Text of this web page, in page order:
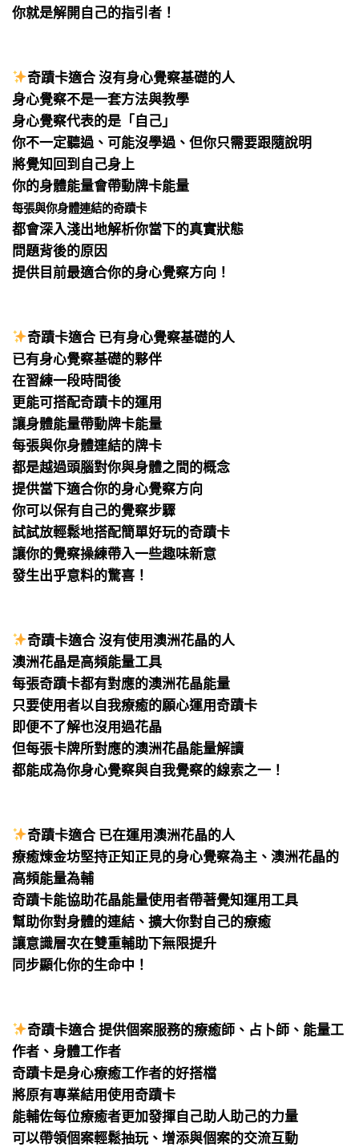
你就是解開自己的指引者！
奇蹟卡適合 沒有身心覺察基礎的人
身心覺察不是一套方法與教學
身心覺察代表的是「自己」
你不一定聽過、可能沒學過、但你只需要跟隨說明
將覺知回到自己身上
你的身體能量會帶動牌卡能量
每張與你身體連結的奇蹟卡
都會深入淺出地解析你當下的真實狀態
問題背後的原因
提供目前最適合你的身心覺察方向！
奇蹟卡適合 已有身心覺察基礎的人
已有身心覺察基礎的夥伴
在習練一段時間後
更能可搭配奇蹟卡的運用
讓身體能量帶動牌卡能量
每張與你身體連結的牌卡
都是越過頭腦對你與身體之間的概念
提供當下適合你的身心覺察方向
你可以保有自己的覺察步驟
試試放輕鬆地搭配簡單好玩的奇蹟卡
讓你的覺察操練帶入一些趣味新意
發生出乎意料的驚喜！
奇蹟卡適合 沒有使用澳洲花晶的人
澳洲花晶是高頻能量工具
每張奇蹟卡都有對應的澳洲花晶能量
只要使用者以自我療癒的願心運用奇蹟卡
即便不了解也沒用過花晶
但每張卡牌所對應的澳洲花晶能量解讀
都能成為你身心覺察與自我覺察的線索之一！
奇蹟卡適合 已在運用澳洲花晶的人
療癒煉金坊堅持正知正見的身心覺察為主、澳洲花晶的
高頻能量為輔
奇蹟卡能協助花晶能量使用者帶著覺知運用工具
幫助你對身體的連結、擴大你對自己的療癒
讓意識層次在雙重輔助下無限提升
同步顯化你的生命中！
奇蹟卡適合 提供個案服務的療癒師、占卜師、能量工
作者、身體工作者
奇蹟卡是身心療癒工作者的好搭檔
將原有專業結用使用奇蹟卡
能輔佐每位療癒者更加發揮自己助人助己的力量
可以帶領個案輕鬆抽玩、增添與個案的交流互動